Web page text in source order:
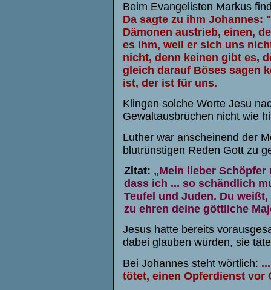
Beim Evangelisten Markus
Da sagte zu ihm Johannes:
Dämonen austrieb, einen,
es ihm, weil er sich uns
nicht, denn keinen gibt es,
gleich darauf Böses sagen
ist, der ist für uns.
Klingen solche Worte Jesu
Gewaltausbrüchen nicht wie
Luther war anscheinend der
blutrünstigen Reden Gott zu
Zitat: „Mein lieber
dass ich ... so schändlich
Teufel und Juden. Du
zu ehren deine göttliche
Jesus hatte bereits
dabei glauben würden, sie
Bei Johannes steht wörtlich:
tötet, einen Opferdienst vor